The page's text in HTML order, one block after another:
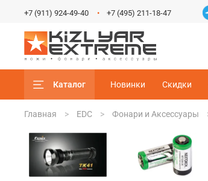
+7 (911) 924-49-40 +7 (495) 211-18-47
Каталог Новинки Скидки
Главная EDC Фонари и Аксессуары